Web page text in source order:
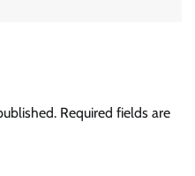
Required fields are